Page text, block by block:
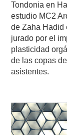
Tondonia en
estudio MC2
de Zaha Hadid
jurado por el
plasticidad
de las copas
asistentes.